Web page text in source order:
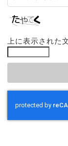
上に表示された